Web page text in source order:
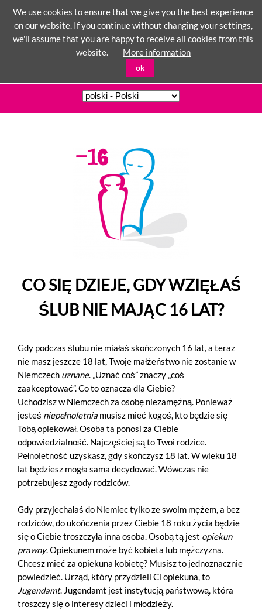
CO SIĘ DZIEJE, GDY WZIĘŁAŚ
ŚLUB NIE MAJĄC 16 LAT?
Gdy podczas ślubu nie miałaś skończonych 16 lat, a teraz
nie masz jeszcze 18 lat, Twoje małżeństwo nie zostanie w
Niemczech uznane. „Uznać coś” znaczy „coś
zaakceptować”. Co to oznacza dla Ciebie?
Uchodzisz w Niemczech za osobę niezamężną. Ponieważ
jesteś niepełnoletnia musisz mieć kogoś, kto będzie się
Tobą opiekował. Osoba ta ponosi za Ciebie
odpowiedzialność. Najczęściej są to Twoi rodzice.
Pełnoletność uzyskasz, gdy skończysz 18 lat. W wieku 18
lat będziesz mogła sama decydować. Wówczas nie
potrzebujesz zgody rodziców.
Gdy przyjechałaś do Niemiec tylko ze swoim mężem, a bez
rodziców, do ukończenia przez Ciebie 18 roku życia będzie
się o Ciebie troszczyła inna osoba. Osobą tą jest opiekun
prawny. Opiekunem może być kobieta lub mężczyzna.
Chcesz mieć za opiekuna kobietę? Musisz to jednoznacznie
powiedzieć. Urząd, który przydzieli Ci opiekuna, to
Jugendamt. Jugendamt jest instytucją państwową, która
troszczy się o interesy dzieci i młodzieży.
We use cookies to ensure that we give you the best experience
on our website. If you continue without changing your settings,
we'll assume that you are happy to receive all cookies from this
website.
More information
ok